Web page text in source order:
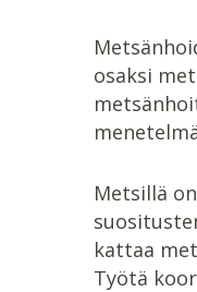
osaksi
Metsillä
kattaa
Työtä